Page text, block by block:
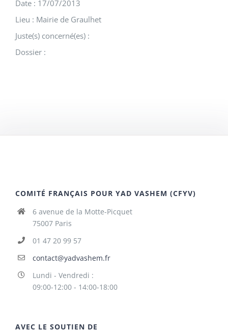
Date : 17/07/2013
Lieu : Mairie de Graulhet
Juste(s) concerné(es) :
Dossier :
COMITÉ FRANÇAIS POUR YAD VASHEM (CFYV)
6 avenue de la Motte-Picquet
75007 Paris
01 47 20 99 57
contact@yadvashem.fr
Lundi - Vendredi :
09:00-12:00 - 14:00-18:00
AVEC LE SOUTIEN DE